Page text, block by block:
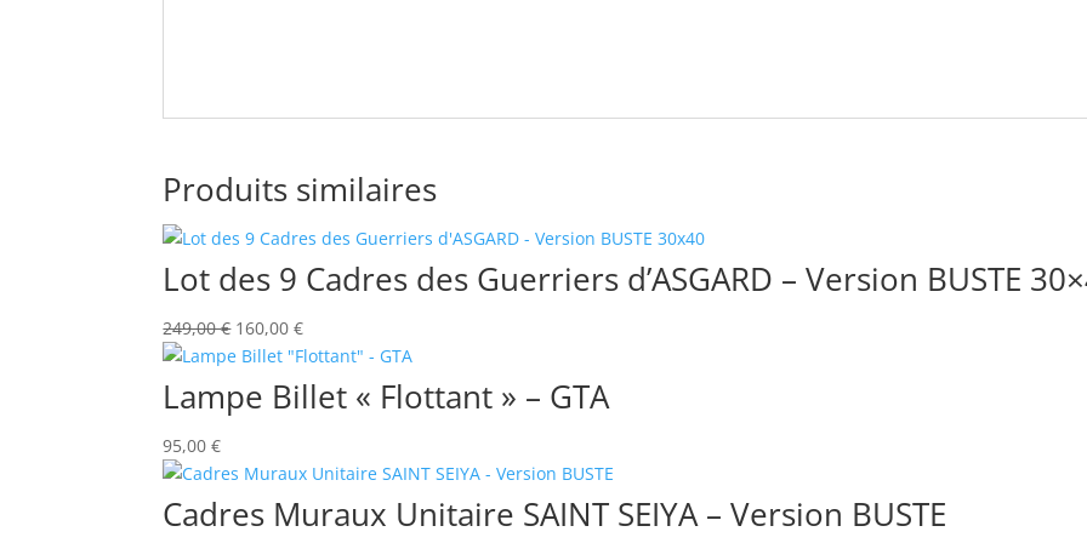
Produits similaires
Lot des 9 Cadres des Guerriers d’ASGARD – Version BUSTE
249,00€ Le
prix
initial
était :
160,00€Le
prix
actuel
est :
Lampe Billet « Flottant » – GTA
95,00€
Cadres Muraux Unitaire SAINT SEIYA – Version BUSTE